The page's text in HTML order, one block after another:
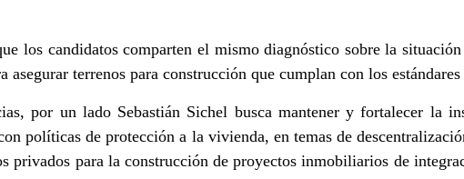
los candidatos comparten el mismo diagnóstico sobre la
asegurar terrenos para construcción que cumplan con los
por un lado Sebastián Sichel busca mantener y fortalecer la
políticas de protección a la vivienda, en temas de
privados para la construcción de proyectos inmobiliarios de